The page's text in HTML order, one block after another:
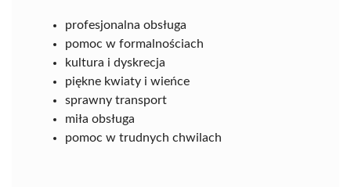
profesjonalna obsługa
pomoc w formalnościach
kultura i dyskrecja
piękne kwiaty i wieńce
sprawny transport
miła obsługa
pomoc w trudnych chwilach